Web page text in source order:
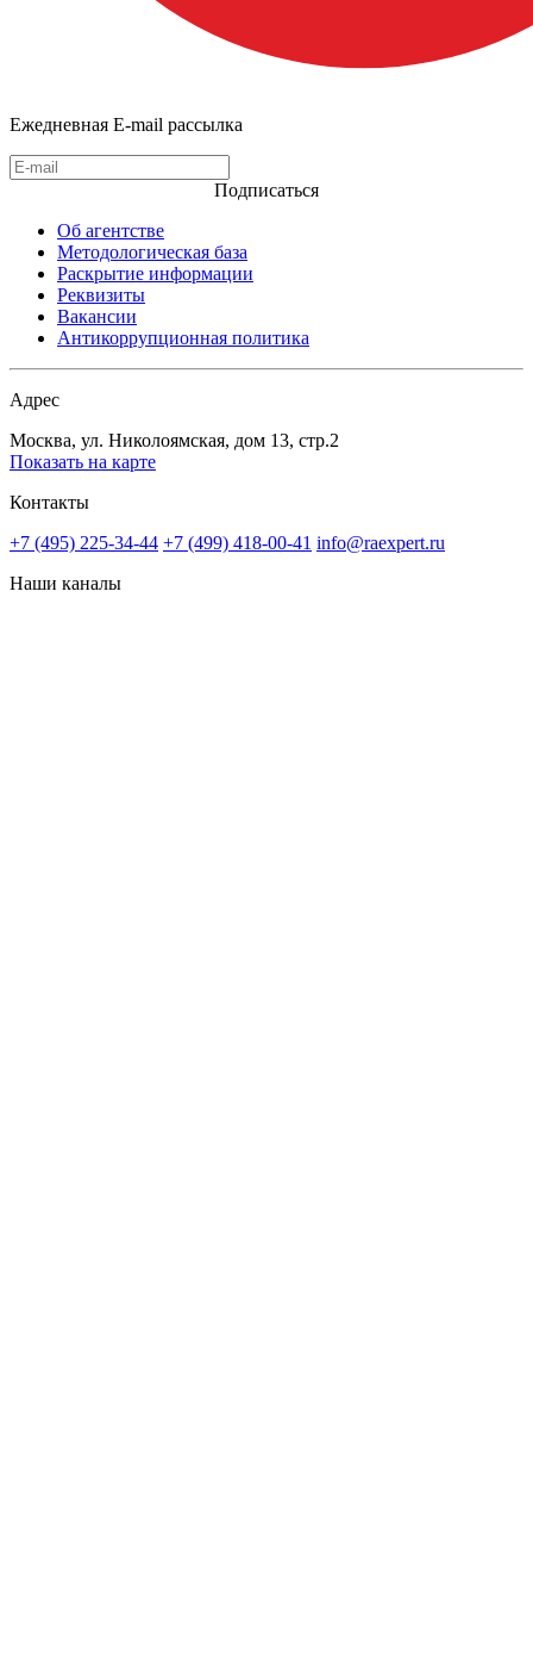
Ежедневная E-mail рассылка
Подписаться
Об агентстве
Методологическая база
Раскрытие информации
Реквизиты
Вакансии
Антикоррупционная политика
Адрес
Москва, ул. Николоямская, дом 13, стр.2
Показать на карте
Контакты
+7 (495) 225-34-44 +7 (499) 418-00-41 info@raexpert.ru
Наши каналы